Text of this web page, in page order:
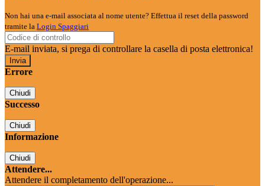
Non hai una e-mail associata al nome utente? Effettua il reset della password
tramite la Login Spaggiari
E-mail inviata, si prega di controllare la casella di posta elettronica!
Errore
Chiudi
Successo
Chiudi
Informazione
Chiudi
Attendere...
Attendere il completamento dell'operazione...